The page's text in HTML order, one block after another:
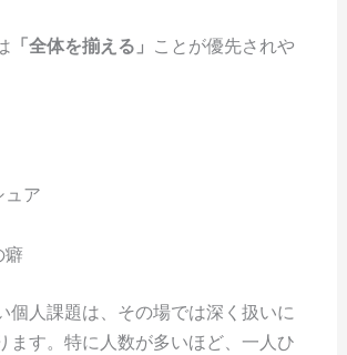
「全体を揃える」 ことが優先されや
ュア
癖
個人課題は、その場では深く扱いに
ます。特に人数が多いほど、一人ひ